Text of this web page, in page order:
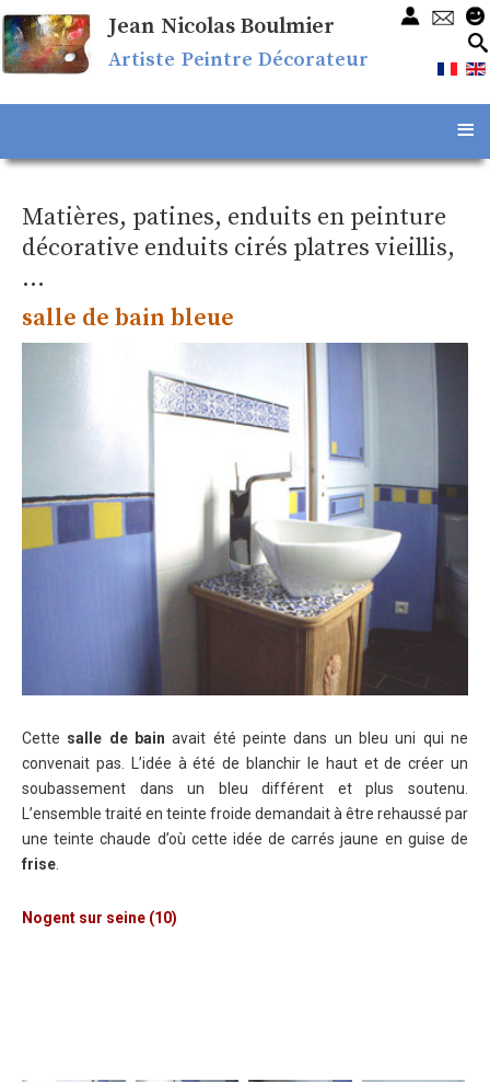
Jean Nicolas Boulmier
Artiste Peintre Décorateur
≡
Matières, patines, enduits en peinture
décorative enduits cirés platres vieillis,
...
salle de bain bleue
Cette salle de bain avait été peinte dans un bleu uni qui ne
convenait pas. L’idée à été de blanchir le haut et de créer un
soubassement dans un bleu différent et plus soutenu.
L’ensemble traité en teinte froide demandait à être rehaussé par
une teinte chaude d’où cette idée de carrés jaune en guise de
frise
Nogent sur seine (10)